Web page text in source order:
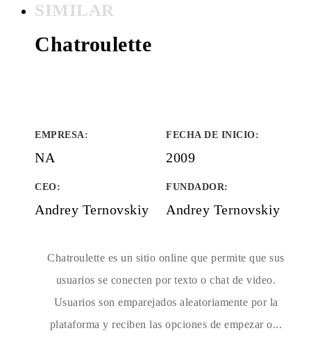
SIMILAR
Chatroulette
EMPRESA:
NA
FECHA DE INICIO:
2009
CEO:
Andrey Ternovskiy
FUNDADOR:
Andrey Ternovskiy
Chatroulette es un sitio online que permite que sus
usuarios se conecten por texto o chat de video.
Usuarios son emparejados aleatoriamente por la
plataforma y reciben las opciones de empezar o...